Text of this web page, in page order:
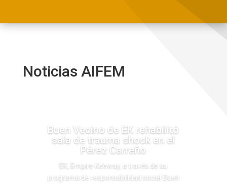
Noticias AIFEM
Buen Vecino de EK rehabilitó
sala de trauma shock en el
Pérez Carreño
EK, Empire Keeway, a través de su
programa de responsabilidad social Buen